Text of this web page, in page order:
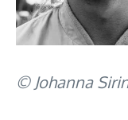
© Johanna